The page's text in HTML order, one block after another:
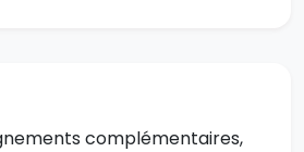
complémentaires,